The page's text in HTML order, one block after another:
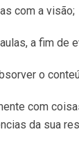
com a visão;
a fim de
o
com
da sua